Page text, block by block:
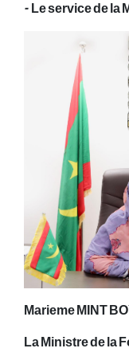
- Le service de la
Marieme MINT
La Ministre de la